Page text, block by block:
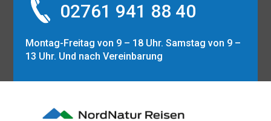
02761 941 88 40
Montag-Freitag von 9 – 18 Uhr. Samstag von 9 –
13 Uhr. Und nach Vereinbarung